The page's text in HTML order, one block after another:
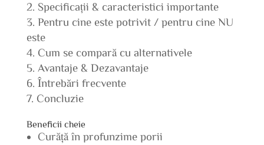
Specificații & caracteristici importante
Pentru cine este potrivit / pentru cine NU
este
Cum se compară cu alternativele
Avantaje & Dezavantaje
Întrebări frecvente
Concluzie
Beneficii cheie
Curăță în profunzime porii